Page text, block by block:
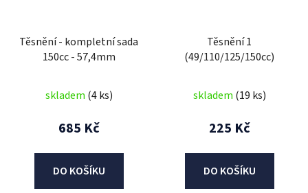
Těsnění - kompletní sada
150cc - 57,4mm
skladem (4 ks)
685 Kč
DO KOŠÍKU
Těsnění 1
(49/110/125/150cc)
skladem (19 ks)
225 Kč
DO KOŠÍKU